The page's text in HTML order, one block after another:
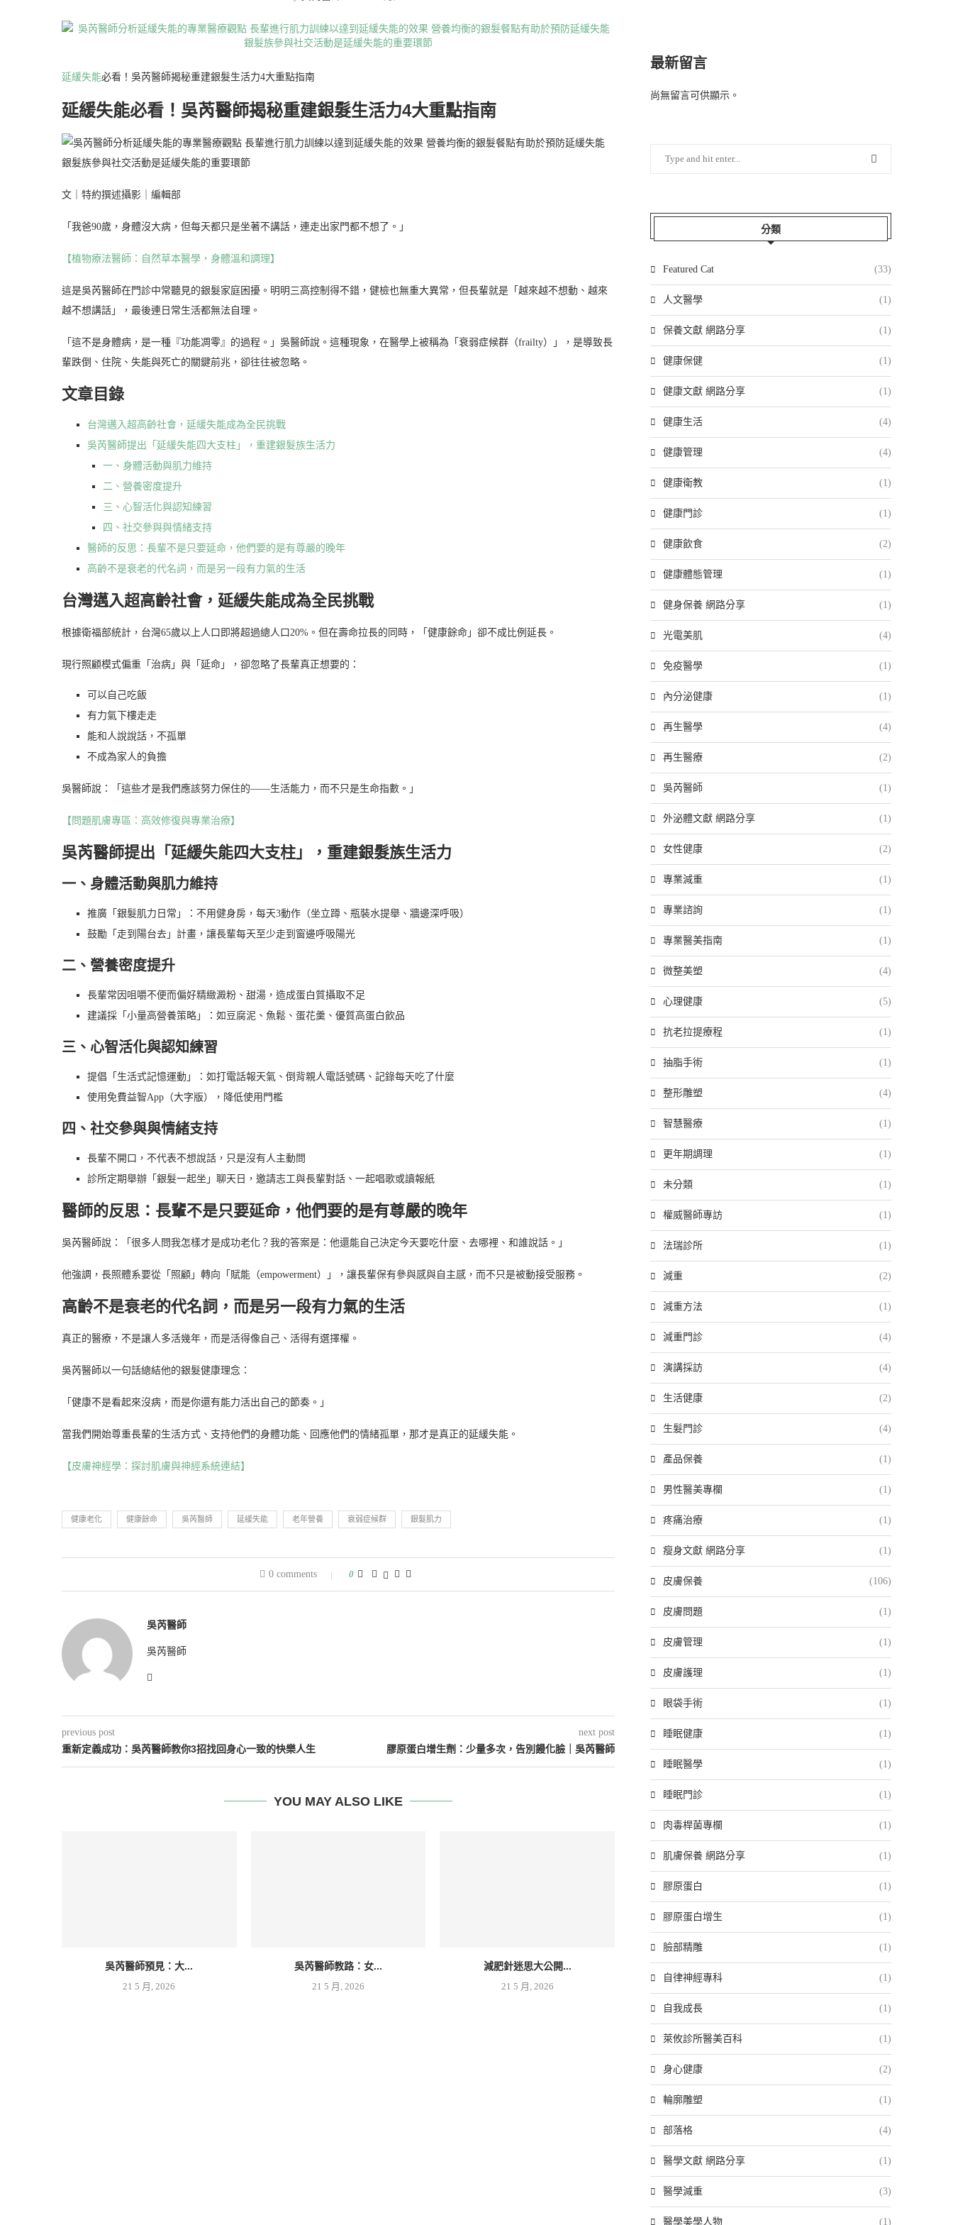
延緩失能必看！吳芮醫師揭秘重建銀髮生活力4大重點指南
延緩失能必看！吳芮醫師揭秘重建銀髮生活力4大重點指南
文｜特約撰述攝影｜編輯部
「我爸90歲，身體沒大病，但每天都只是坐著不講話，連走出家門都不想了。」
【植物療法醫師：自然草本醫學，身體溫和調理】
這是吳芮醫師在門診中常聽見的銀髮家庭困擾。明明三高控制得不錯，健檢也無重大異常，但長輩就是「越來越不想動、越來
越不想講話」，最後連日常生活都無法自理。
「這不是身體病，是一種『功能凋零』的過程。」吳醫師說。這種現象，在醫學上被稱為「衰弱症候群（frailty）」，是導致長
輩跌倒、住院、失能與死亡的關鍵前兆，卻往往被忽略。
文章目錄
台灣邁入超高齡社會，延緩失能成為全民挑戰
吳芮醫師提出「延緩失能四大支柱」，重建銀髮族生活力
一、身體活動與肌力維持
二、營養密度提升
三、心智活化與認知練習
四、社交參與與情緒支持
醫師的反思：長輩不是只要延命，他們要的是有尊嚴的晚年
高齡不是衰老的代名詞，而是另一段有力氣的生活
台灣邁入超高齡社會，延緩失能成為全民挑戰
根據衛福部統計，台灣65歲以上人口即將超過總人口20%。但在壽命拉長的同時，「健康餘命」卻不成比例延長。
現行照顧模式偏重「治病」與「延命」，卻忽略了長輩真正想要的：
可以自己吃飯
有力氣下樓走走
能和人說說話，不孤單
不成為家人的負擔
吳醫師說：「這些才是我們應該努力保住的——生活能力，而不只是生命指數。」
【問題肌膚專區：高效修復與專業治療】
吳芮醫師提出「延緩失能四大支柱」，重建銀髮族生活力
一、身體活動與肌力維持
推廣「銀髮肌力日常」：不用健身房，每天3動作（坐立蹲、瓶裝水提舉、牆邊深呼吸）
鼓勵「走到陽台去」計畫，讓長輩每天至少走到窗邊呼吸陽光
二、營養密度提升
長輩常因咀嚼不便而偏好精緻澱粉、甜湯，造成蛋白質攝取不足
建議採「小量高營養策略」：如豆腐泥、魚鬆、蛋花羹、優質高蛋白飲品
三、心智活化與認知練習
提倡「生活式記憶運動」：如打電話報天氣、倒背親人電話號碼、記錄每天吃了什麼
使用免費益智App（大字版），降低使用門檻
四、社交參與與情緒支持
長輩不開口，不代表不想說話，只是沒有人主動問
診所定期舉辦「銀髮一起坐」聊天日，邀請志工與長輩對話、一起唱歌或讀報紙
醫師的反思：長輩不是只要延命，他們要的是有尊嚴的晚年
吳芮醫師說：「很多人問我怎樣才是成功老化？我的答案是：他還能自己決定今天要吃什麼、去哪裡、和誰說話。」
他強調，長照體系要從「照顧」轉向「賦能（empowerment）」，讓長輩保有參與感與自主感，而不只是被動接受服務。
高齡不是衰老的代名詞，而是另一段有力氣的生活
真正的醫療，不是讓人多活幾年，而是活得像自己、活得有選擇權。
吳芮醫師以一句話總結他的銀髮健康理念：
「健康不是看起來沒病，而是你還有能力活出自己的節奏。」
當我們開始尊重長輩的生活方式、支持他們的身體功能、回應他們的情緒孤單，那才是真正的延緩失能。
【皮膚神經學：探討肌膚與神經系統連結】
健康老化 健康餘命 吳芮醫師 延緩失能 老年營養 衰弱症候群 銀髮肌力
0 comments 0
吳芮醫師
吳芮醫師
previous post
重新定義成功：吳芮醫師教你3招找回身心一致的快樂人生
next post
膠原蛋白增生劑：少量多次，告別饅化臉｜吳芮醫師
YOU MAY ALSO LIKE
吳芮醫師預見：大...
21 5 月, 2026
吳芮醫師教路：女...
21 5 月, 2026
減肥針迷思大公開...
21 5 月, 2026
最新留言
尚無留言可供顯示。
分類
Featured Cat (33)
人文醫學 (1)
保養文獻 網路分享 (1)
健康保健 (1)
健康文獻 網路分享 (1)
健康生活 (4)
健康管理 (4)
健康衛教 (1)
健康門診 (1)
健康飲食 (2)
健康體態管理 (1)
健身保養 網路分享 (1)
光電美肌 (4)
免疫醫學 (1)
內分泌健康 (1)
再生醫學 (4)
再生醫療 (2)
吳芮醫師 (1)
外泌體文獻 網路分享 (1)
女性健康 (2)
專業減重 (1)
專業諮詢 (1)
專業醫美指南 (1)
微整美塑 (4)
心理健康 (5)
抗老拉提療程 (1)
抽脂手術 (1)
整形雕塑 (4)
智慧醫療 (1)
更年期調理 (1)
未分類 (1)
權威醫師專訪 (1)
法瑞診所 (1)
減重 (2)
減重方法 (1)
減重門診 (4)
演講採訪 (4)
生活健康 (2)
生髮門診 (4)
產品保養 (1)
男性醫美專欄 (1)
疼痛治療 (1)
瘦身文獻 網路分享 (1)
皮膚保養 (106)
皮膚問題 (1)
皮膚管理 (1)
皮膚護理 (1)
眼袋手術 (1)
睡眠健康 (1)
睡眠醫學 (1)
睡眠門診 (1)
肉毒桿菌專欄 (1)
肌膚保養 網路分享 (1)
膠原蛋白 (1)
膠原蛋白增生 (1)
臉部精雕 (1)
自律神經專科 (1)
自我成長 (1)
萊攸診所醫美百科 (1)
身心健康 (2)
輪廓雕塑 (1)
部落格 (4)
醫學文獻 網路分享 (1)
醫學減重 (3)
醫學美學人物 (1)